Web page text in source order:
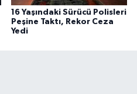
16 Yaşındaki Sürücü Polisleri
Peşine Taktı, Rekor Ceza
Yedi